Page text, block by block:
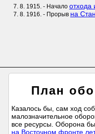
7. 8. 1915. - Начало отхода
7. 8. 1916. - Прорыв на
План
Казалось бы, сам ход
малозначительное
все ресурсы. Оборона
на Восточном фронте